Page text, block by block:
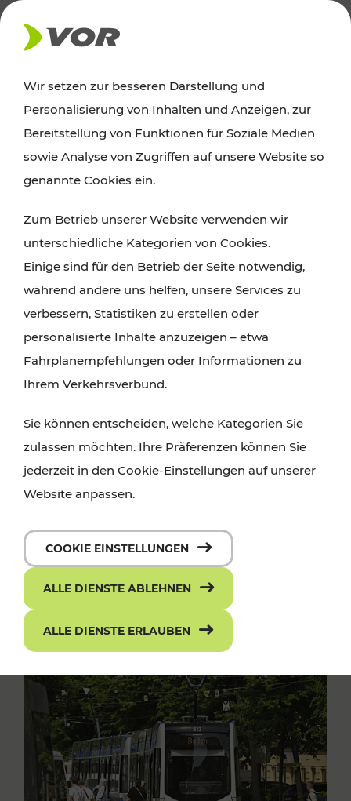
AKTUELLES
News
Alle wichtigen Meldungen zu Fahrplanänderungen,
finden Sie hier im Überblick.
Wir setzen zur besseren Darstellung und
Personalisierung von Inhalten und Anzeigen, zur
Bereitstellung von Funktionen für Soziale Medien
sowie Analyse von Zugriffen auf unsere Website so
genannte Cookies ein.
Zum Betrieb unserer Website verwenden wir
unterschiedliche Kategorien von Cookies.
Einige sind für den Betrieb der Seite notwendig,
während andere uns helfen, unsere Services zu
verbessern, Statistiken zu erstellen oder
personalisierte Inhalte anzuzeigen – etwa
Fahrplanempfehlungen oder Informationen zu
Ihrem Verkehrsverbund.
Sie können entscheiden, welche Kategorien Sie
zulassen möchten. Ihre Präferenzen können Sie
jederzeit in den Cookie-Einstellungen auf unserer
Website anpassen.
COOKIE EINSTELLUNGEN
ALLE DIENSTE ABLEHNEN
ALLE DIENSTE ERLAUBEN